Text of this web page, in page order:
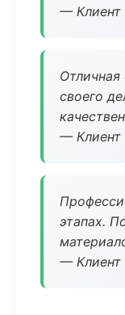
— Клиент
своего
— Клиент
этапах.
— Клиент